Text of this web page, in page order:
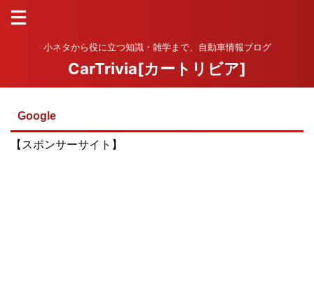
小ネタから役に立つ知識・雑学まで、自動車情報ブログ
CarTrivia[カートリビア]
Google
【スポンサーサイト】